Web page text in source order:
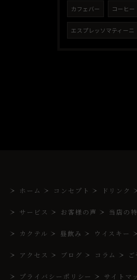
カフェバー コーヒー
エスプレッソマティーニ
ホーム コンセプト ドリンク
サービス お客様の声 当店の
カクテル 昼飲み ウイスキー
アクセス ブログ コラム
プライバシーポリシー サイトマ